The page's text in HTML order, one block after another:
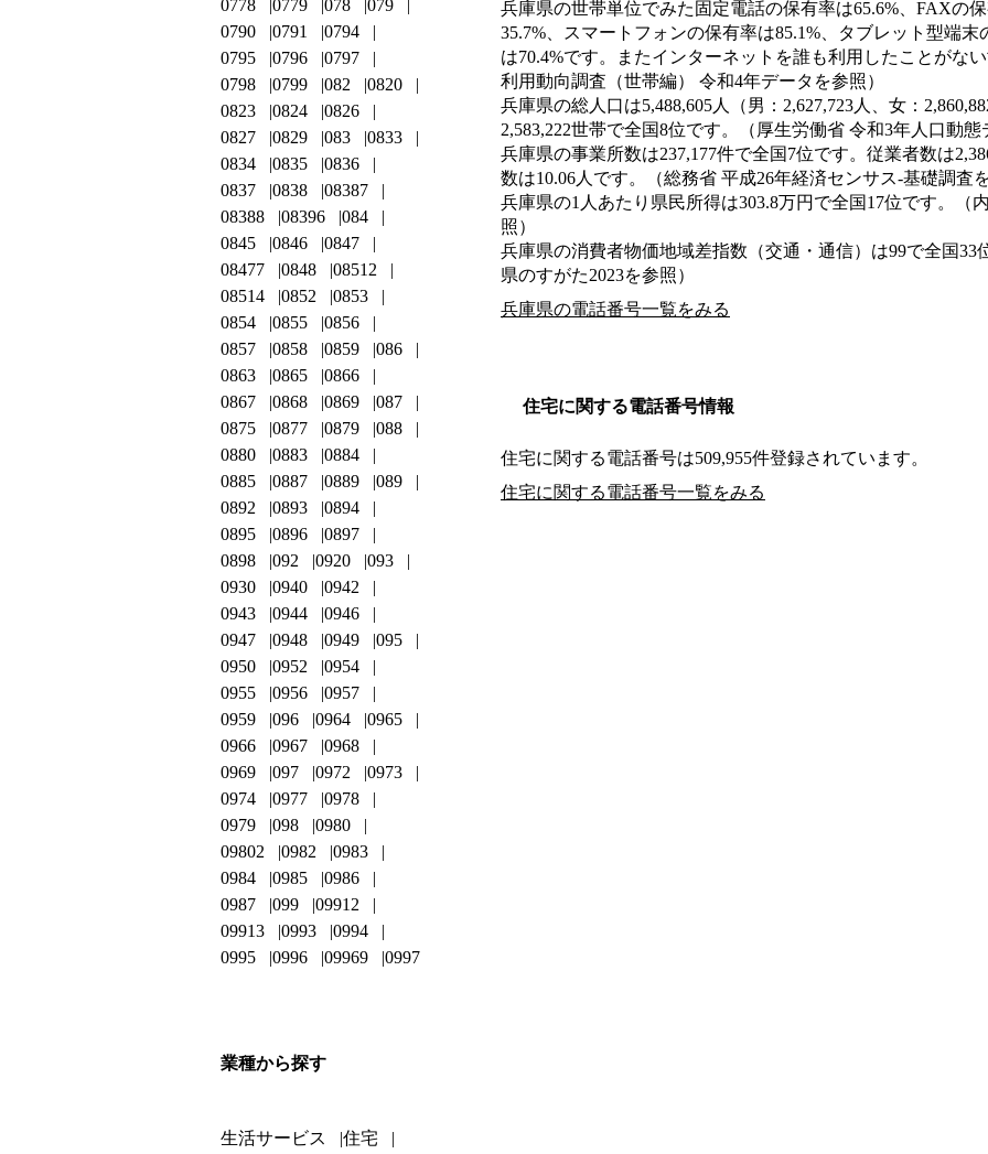
兵庫県の世帯単位でみた固定電話の保有率は65.6%、FAXの
35.7%、スマートフォンの保有率は85.1%、タブレット型端
は70.4%です。またインターネットを誰も利用したことがな
利用動向調査（世帯編） 令和4年データを参照）
兵庫県の総人口は5,488,605人（男：2,627,723人、女：
2,583,222世帯で全国8位です。（厚生労働省 令和3年人口動態
兵庫県の事業所数は237,177件で全国7位です。従業者数は
数は10.06人です。（総務省 平成26年経済センサス‐基礎調査を
兵庫県の1人あたり県民所得は303.8万円で全国17位です。（
照）
兵庫県の消費者物価地域差指数（交通・通信）は99で全国33
県のすがた2023を参照）
兵庫県の電話番号一覧をみる
住宅に関する電話番号情報
住宅に関する電話番号は509,955件登録されています。
住宅に関する電話番号一覧をみる
0778
0779 078
079
0790
0791
0794
0795
0796
0797
0798
0799 082
0820
0823
0824
0826
0827
0829 083
0833
0834
0835
0836
0837
0838
08387
08388
08396
084
0845
0846
0847
08477
0848
08512
08514
0852
0853
0854
0855
0856
0857
0858 0859
086
0863
0865
0866
0867
0868 0869
087
0875
0877 0879
088
0880
0883
0884
0885
0887 0889
089
0892
0893
0894
0895
0896
0897
0898
092 0920
093
0930
0940
0942
0943
0944
0946
0947
0948 0949
095
0950
0952
0954
0955
0956
0957
0959
096 0964
0965
0966
0967
0968
0969
097 0972
0973
0974
0977
0978
0979
098
0980
09802
0982
0983
0984
0985
0986
0987
099
09912
09913
0993
0994
0995
0996 09969 0997
業種から探す
生活サービス 住宅